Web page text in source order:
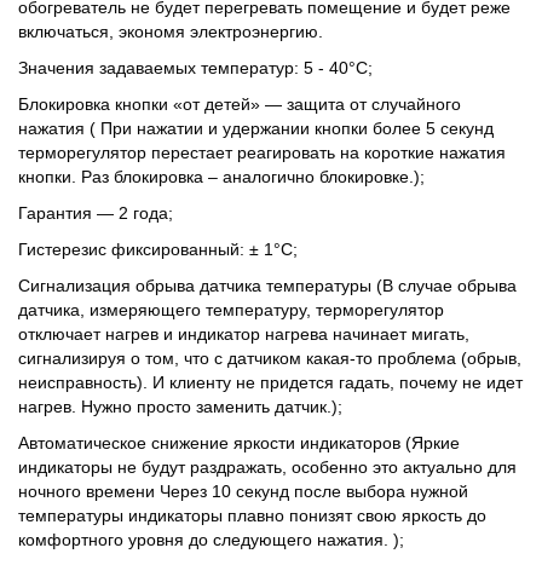
обогреватель не будет перегревать помещение и будет реже
включаться, экономя электроэнергию.
Значения задаваемых температур: 5 - 40°С;
Блокировка кнопки «от детей» — защита от случайного
нажатия ( При нажатии и удержании кнопки более 5 секунд
терморегулятор перестает реагировать на короткие нажатия
кнопки. Раз блокировка – аналогично блокировке.);
Гарантия — 2 года;
Гистерезис фиксированный: ± 1°С;
Сигнализация обрыва датчика температуры (В случае обрыва
датчика, измеряющего температуру, терморегулятор
отключает нагрев и индикатор нагрева начинает мигать,
сигнализируя о том, что с датчиком какая-то проблема (обрыв,
неисправность). И клиенту не придется гадать, почему не идет
нагрев. Нужно просто заменить датчик.);
Автоматическое снижение яркости индикаторов (Яркие
индикаторы не будут раздражать, особенно это актуально для
ночного времени Через 10 секунд после выбора нужной
температуры индикаторы плавно понизят свою яркость до
комфортного уровня до следующего нажатия. );